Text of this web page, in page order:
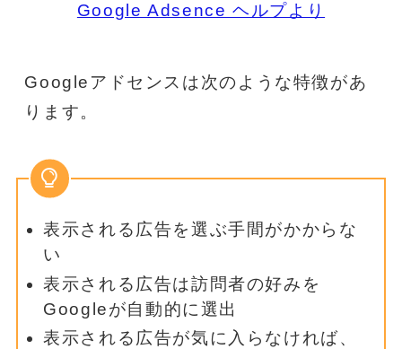
Google Adsence ヘルプより
Googleアドセンスは次のような特徴があ
ります。
表示される広告を選ぶ手間がかからな
い
表示される広告は訪問者の好みを
Googleが自動的に選出
表示される広告が気に入らなければ、